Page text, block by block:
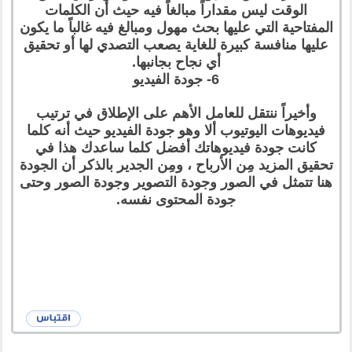
الوقت ليس مقداراً مبالغاً فيه حيث أن الكلمات
المفتاحية التي عليها بحث مهول ومبالغ فيه غالباً ما يكون
عليها منافسة كبيرة للغاية يصعب التصدي لها أو تحقيق
أي نجاح بجانبها.
6- جودة الفيديو
وأخيراً ننتقل للعامل الأهم على الإطلاق في ترتيب
فيديوهات اليوتيوب ألا وهو جودة الفيديو حيث أنه كلما
كانت جودة فيديوهاتك أفضل كلما ساعدك هذا في
تحقيق المزيد مِن الأرباح ، ومِن الجدير بالذكر أن الجودة
هنا تتمثل في الصور وجودة التصوير وجودة الصور وحتى
جودة المحتوى نفسه.